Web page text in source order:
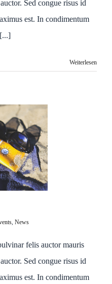
Sed congue risus id
est. In condimentum
Weiterlesen
, News
felis auctor mauris
Sed congue risus id
est. In condimentum